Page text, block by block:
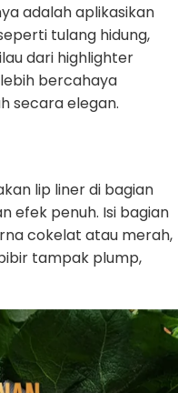
adalah aplikasikan
tulang hidung,
dari highlighter
bercahaya
secara elegan.
lip liner di bagian
efek penuh. Isi bagian
cokelat atau merah,
tampak plump,